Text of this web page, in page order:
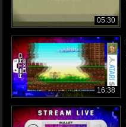
05:30
16:38